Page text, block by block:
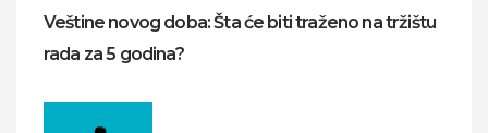
Veštine novog doba: Šta će biti traženo na tržištu
rada za 5 godina?